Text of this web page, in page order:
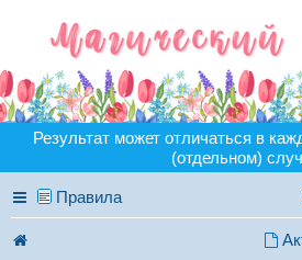
Результат может отличаться в
(отдельном)
Правила